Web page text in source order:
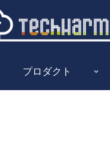
プロダクト